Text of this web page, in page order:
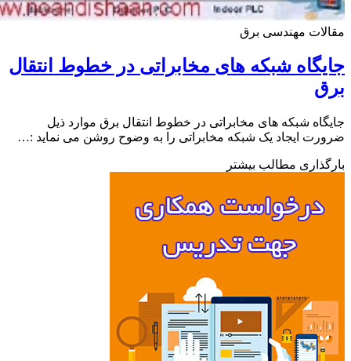
مهندسی برق
شبکه های مخابراتی در خطوط انتقال
شبکه های مخابراتی در خطوط انتقال برق موارد ذیل
ایجاد یک شبکه مخابراتی را به وضوح روشن می نماید :…
مطالب بیشتر